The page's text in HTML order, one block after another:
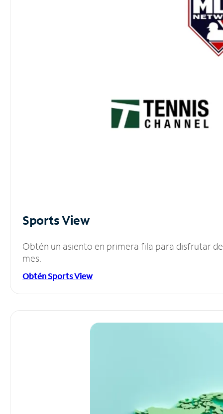
Sports View
Obtén un asiento en primera fila para disfrutar
mes.
Obtén Sports View